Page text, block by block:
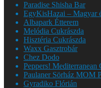
Paradise Shisha Bar
EgyKisHazai – Magyar
Albapark Étterem
Melódia Cukrászda
Hisztéria Cukrászda
Waxx Gasztrobár
Chez Dodo
Peppers! Mediterranean
Paulaner Sörház MOM
Gyradiko Flórián